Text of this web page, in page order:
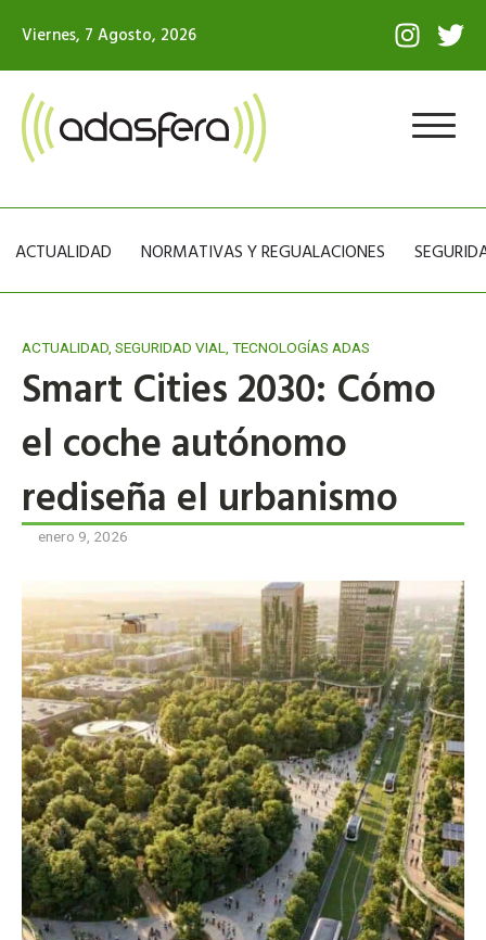
Viernes, 7 Agosto, 2026
I
t
a
m
T
t
t
ACTUALIDAD NORMATIVAS Y REGUALACIONES
ACTUALIDAD, SEGURIDAD VIAL, TECNOLOGÍAS ADAS
Smart Cities 2030: Cómo
el coche autónomo
rediseña el urbanismo
enero 9, 2026